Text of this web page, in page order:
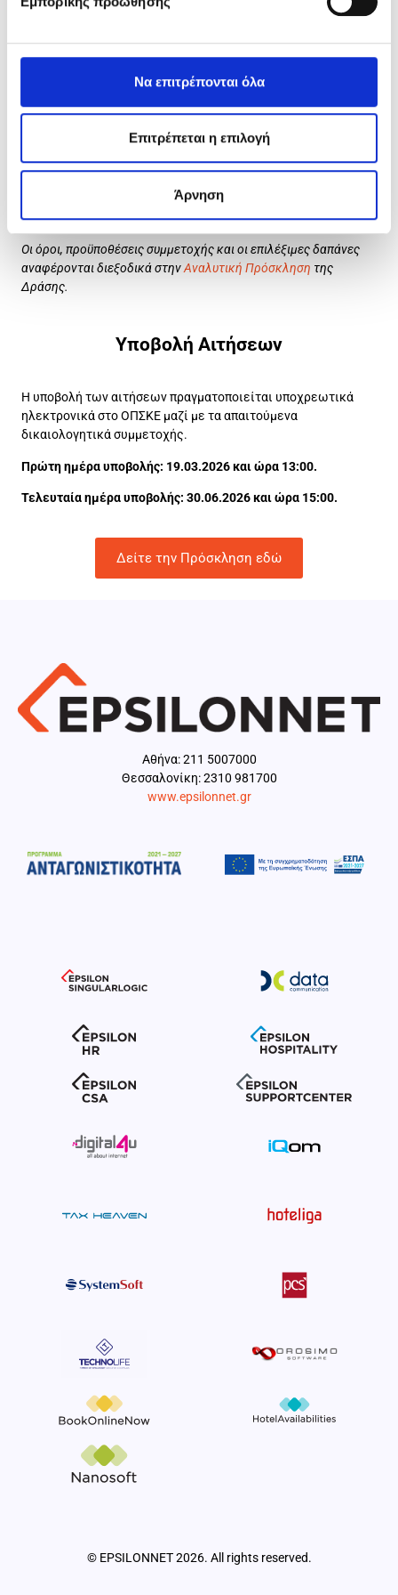
Να επιτρέπονται όλα
Επιτρέπεται η επιλογή
Άρνηση
Δαπάνες Λογισμικού και Κατασκευή ιστοσελίδας,
eshop & mobile εφαρμογών
Δαπάνες Παροχής Υπηρεσιών όπως αμοιβή συμβούλου,
υπηρεσίες προμήθειας/χρήσης Λογισμικού υπό
καθεστώς Software as a Service, πιστοποιήσεις,
δαπάνες προβολής και εξωστρέφειας κ.α.
Έμμεσες Δαπάνες (7% επί των λοιπών κατηγοριών)
Η αξιολόγηση των επενδυτικών σχεδίων θα είναισυγκριτική.
Οι όροι, προϋποθέσεις συμμετοχής και οι επιλέξιμες δαπάνες
αναφέρονται διεξοδικά στηνΑναλυτική Πρόσκληση της
Δράσης.
Υποβολή Αιτήσεων
Η υποβολή των αιτήσεων πραγματοποιείται υποχρεωτικά
ηλεκτρονικά στο ΟΠΣΚΕ μαζί με τα απαιτούμενα
δικαιολογητικά συμμετοχής.
Πρώτη ημέρα υποβολής: 19.03.2026 και ώρα 13:00.
Τελευταία ημέρα υποβολής: 30.06.2026 και ώρα 15:00.
Δείτε την Πρόσκληση εδώ
Aθήνα: 211 5007000
Θεσσαλονίκη: 2310 981700
www.epsilonnet.gr
© EPSILONNET 2026. All rights reserved.